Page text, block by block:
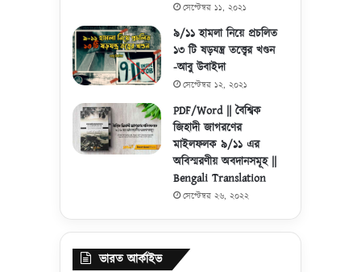
সেপ্টেম্বর ১১, ২০২১
৯/১১ হামলা নিয়ে প্রচলিত
১৩ টি ষড়যন্ত্র তত্ত্বের খণ্ডন
-আবু উবাইদা
সেপ্টেম্বর ১২, ২০২১
PDF/Word || বৈশ্বিক
জিহাদী জাগরণের
মাইলফলক ৯/১১ এর
অবিস্মরণীয় অবদানসমূহ ||
Bengali Translation
সেপ্টেম্বর ২৬, ২০২২
ভারত আর্কাইভ